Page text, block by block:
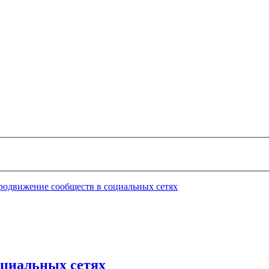
сообществ в социальных сетях
сетях